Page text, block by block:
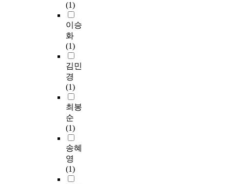
(1)
이승
화
(1)
김민
경
(1)
최봉
순
(1)
송혜
영
(1)